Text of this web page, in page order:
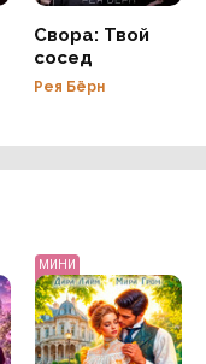
Свора: Твой
сосед
Рея Бёрн
МИНИ